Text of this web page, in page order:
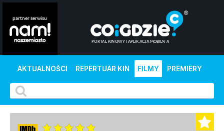
AKTUALNOŚCI REPERTUAR KIN FILMY PREMIERY